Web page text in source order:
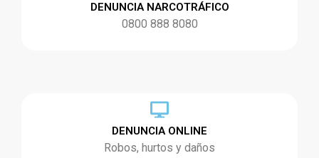
DENUNCIA NARCOTRÁFICO
0800 888 8080
DENUNCIA ONLINE
Robos, hurtos y daños